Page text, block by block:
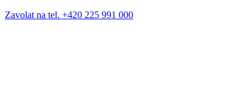
Zavolat na tel. +420 225 991 000